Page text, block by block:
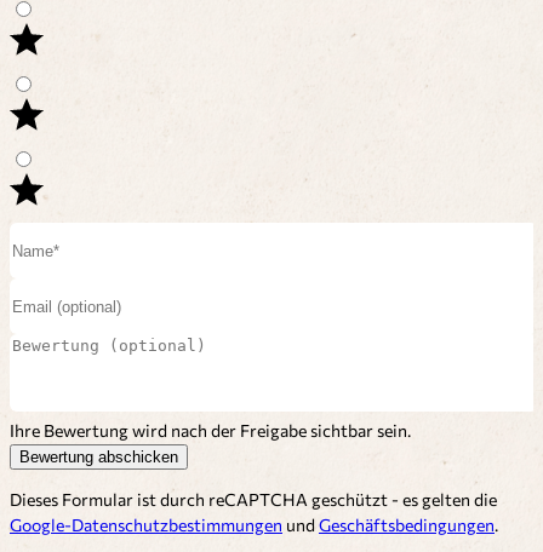
Ihre Bewertung wird nach der Freigabe sichtbar sein.
Bewertung abschicken
Dieses Formular ist durch reCAPTCHA geschützt - es gelten die
Google-Datenschutzbestimmungen undGeschäftsbedingungen.